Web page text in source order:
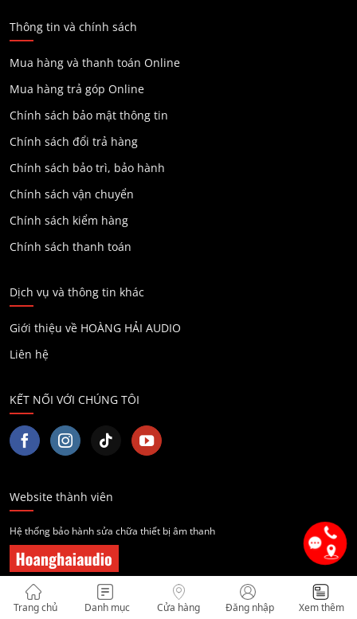
Thông tin và chính sách
Mua hàng và thanh toán Online
Mua hàng trả góp Online
Chính sách bảo mật thông tin
Chính sách đổi trả hàng
Chính sách bảo trì, bảo hành
Chính sách vận chuyển
Chính sách kiểm hàng
Chính sách thanh toán
Dịch vụ và thông tin khác
Giới thiệu về HOÀNG HẢI AUDIO
Liên hệ
KẾT NỐI VỚI CHÚNG TÔI
Website thành viên
Hệ thống bảo hành sửa chữa thiết bị âm thanh
Hệ thống cửa hàng
Trang chủ
Danh mục Cửa hàng Đăng nhập Xem thêm